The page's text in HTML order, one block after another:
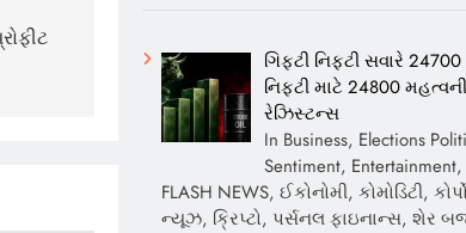
ગિફ્ટી નિફ્ટી સવારે
નિફ્ટી માટે 24800 મહત્વની
રેઝિસ્ટન્સ
In Business, Elections
Sentiment, Entertainment,
FLASH NEWS, ઈકોનોમી, કોમોડિટી,
ન્યૂઝ, ક્રિપ્ટો, પર્સનલ ફાઇનાન્સ, શેર